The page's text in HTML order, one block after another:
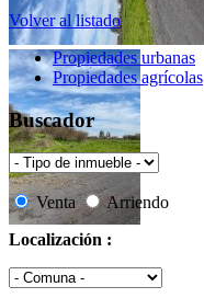
Volver al listado
Propiedades urbanas
Propiedades agrícolas
Buscador
Venta
Arriendo
Localización :